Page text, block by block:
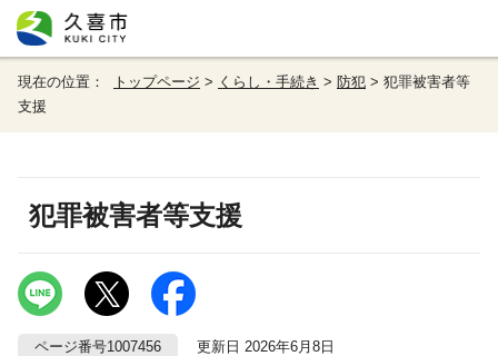
現在の位置： トップページ > くらし・手続き > 防犯 > 犯罪被害者等
支援
犯罪被害者等支援
ページ番号1007456 更新日 2026年6月8日